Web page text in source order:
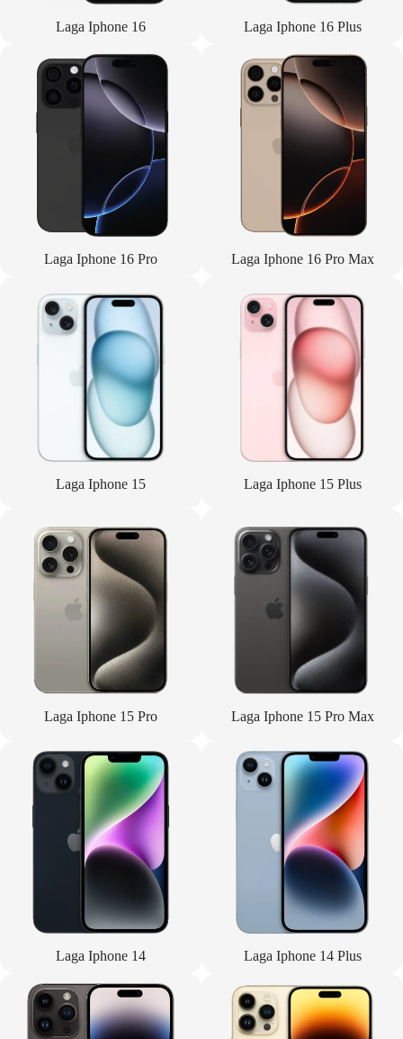
Laga Iphone 16 Laga Iphone 16 Plus
Laga Iphone 16 Pro Laga Iphone 16 Pro Max
Laga Iphone 15 Laga Iphone 15 Plus
Laga Iphone 15 Pro Laga Iphone 15 Pro Max
Laga Iphone 14 Laga Iphone 14 Plus